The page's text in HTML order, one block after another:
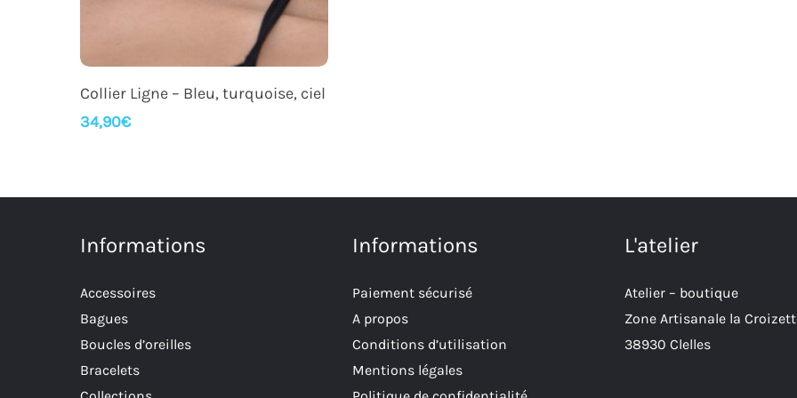
Ajouter Au Panier
Collier Ligne – Bleu, turquoise, ciel
34,90€
Informations
Accessoires
Bagues
Boucles d’oreilles
Bracelets
Informations
Paiement sécurisé
A propos
Conditions d’utilisation
Mentions légales
L'atelier
Atelier – boutique
Zone Artisanale la
38930 Clelles